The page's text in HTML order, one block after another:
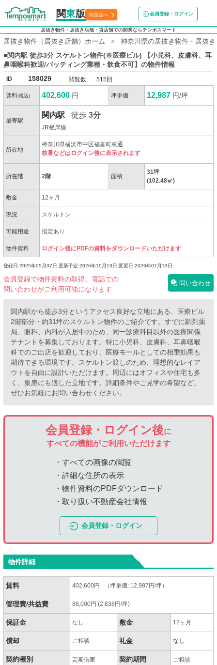
関東版 関西版へ 会員登録・ログイン
居抜き物件・居抜き店舗・貸店舗での開業ならテンポスマート
居抜き物件（居抜き店舗）ホーム
神奈川県の居抜き物件・居抜
■関内駅 徒歩3分 スケルトン物件(※医療ビル) 【小児科、皮膚科、耳
鼻咽喉科歓迎/バッティング業種・飲食不可】 の物件情報
ID 158029 閲覧数: 515回
賃料(税込) 402,600 円 坪単価 12,987 円/坪
最寄駅
関内駅 徒歩3分
JR根岸線
所在地
神奈川県横浜市中区福富町東通
枝番などはログイン後に表示されます
所在階 2階 面積
31坪
(102.48㎡)
敷金 12ヶ月
現況 スケルトン
可能用途 指定あり
物件資料 ログイン後にPDFの資料をダウンロードいただけます
登録日:2025年05月07日 更新予定:2026年10月13日 変更日:2026年07月13日
会員登録で物件資料の取得、電話での
問い合わせがご利用可能になります
問い合わせ
関内駅から徒歩3分というアクセス良好な立地にある、医療ビル
2階部分・約31坪のスケルトン物件のご紹介です。すでに調剤薬
局、眼科、内科が入居中のため、同一診療科目以外の医療関係
テナントを募集しております。特に小児科、皮膚科、耳鼻咽喉
科でのご出店を歓迎しており、医療モールとしての相乗効果も
期待できる環境です。スケルトン渡しのため、理想的なレイア
ウトを自由に設計いただけます。周辺にはオフィスや住宅も多
く、集患にも適した立地です。詳細条件やご見学の希望など、
ぜひお気軽にお問い合わせください。
会員登録・ログイン後に
すべての機能がご利用いただけます
・すべての画像の閲覧
・詳細な住所の表示
・物件資料のPDFダウンロード
・取り扱い不動産会社情報
会員登録・ログイン
物件詳細
賃料 402,600円 （坪単価: 12,987円/坪）
管理費/共益費 88,000円 (2,838円/坪)
保証金 なし 敷金 12ヶ月
償却 ご相談 礼金 なし
契約種別 定期借家 契約期間 ご相談